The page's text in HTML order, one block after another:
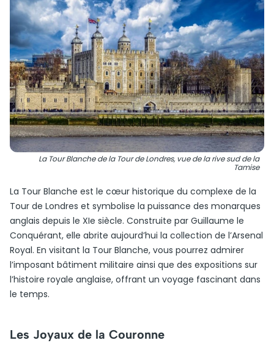
La Tour Blanche de la Tour de Londres, vue de la rive sud de la
Tamise
La Tour Blanche est le cœur historique du complexe de la
Tour de Londres et symbolise la puissance des monarques
anglais depuis le XIe siècle. Construite par Guillaume le
Conquérant, elle abrite aujourd’hui la collection de l’Arsenal
Royal. En visitant la Tour Blanche, vous pourrez admirer
l’imposant bâtiment militaire ainsi que des expositions sur
l’histoire royale anglaise, offrant un voyage fascinant dans
le temps.
Les Joyaux de la Couronne